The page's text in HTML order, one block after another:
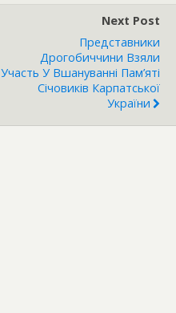
Next Post
Представники
Дрогобиччини Взяли
Участь У Вшануванні Пам’яті
Січовиків Карпатської
України